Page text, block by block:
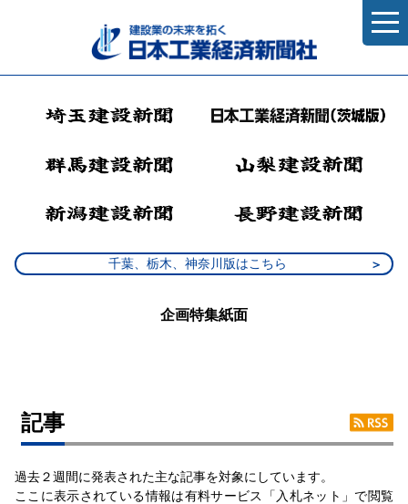
千葉、栃木、神奈川版はこちら
企画特集紙面
記事
過去２週間に発表された主な記事を対象にしています。
ここに表示されている情報は有料サービス「入札ネット」で閲覧